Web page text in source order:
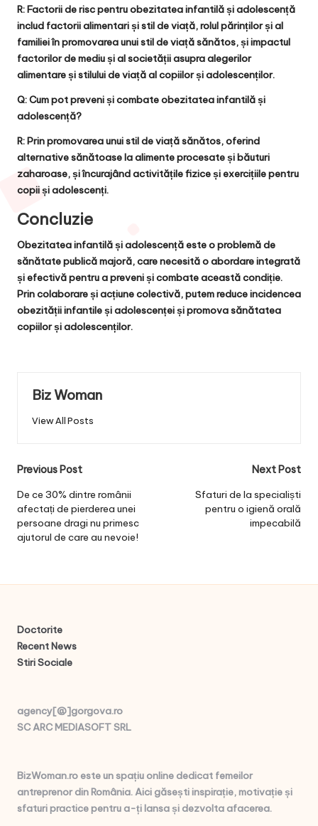
R: Factorii de risc pentru obezitatea infantilă și adolescență
includ factorii alimentari și stil de viață, rolul părinților și al
familiei în promovarea unui stil de viață sănătos, și impactul
factorilor de mediu și al societății asupra alegerilor
alimentare și stilului de viață al copiilor și adolescenților.
Q: Cum pot preveni și combate obezitatea infantilă și
adolescență?
R: Prin promovarea unui stil de viață sănătos, oferind
alternative sănătoase la alimente procesate și băuturi
zaharoase, și încurajând activitățile fizice și exercițiile pentru
copii și adolescenți.
Concluzie
Obezitatea infantilă și adolescență este o problemă de
sănătate publică majoră, care necesită o abordare integrată
și efectivă pentru a preveni și combate această condiție.
Prin colaborare și acțiune colectivă, putem reduce incidencea
obezității infantile și adolescenței și promova sănătatea
copiilor și adolescenților.
Biz Woman
View All Posts
Post
navigation
Previous Post
De ce 30% dintre românii
afectați de pierderea unei
persoane dragi nu primesc
ajutorul de care au nevoie!
Next Post
Sfaturi de la specialiști
pentru o igienă orală
impecabilă
Doctorite
Recent News
Stiri Sociale
agency[@]gorgova.ro
SC ARC MEDIASOFT SRL
BizWoman.ro este un spațiu online dedicat femeilor
antreprenor din România. Aici găsești inspirație, motivație și
sfaturi practice pentru a-ți lansa și dezvolta afacerea.